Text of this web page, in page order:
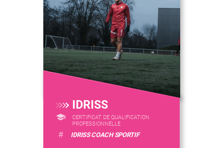
IDRISS
CERTIFICAT DE QUALIFICATION
PROFESSIONNELLE
# IDRISS COACH SPORTIF